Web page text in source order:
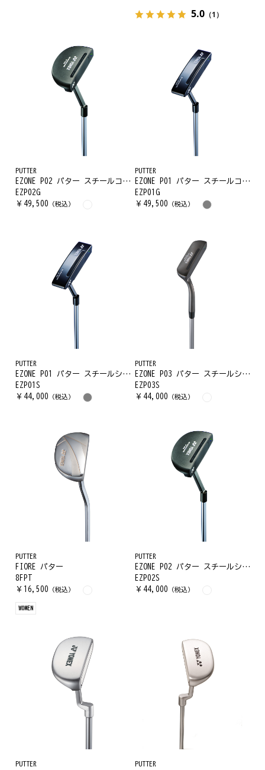
5.0（1）
PUTTER
EZONE P02 パター スチールコアシャフト
EZP02G
￥ 49,500 （税込）
PUTTER
EZONE P01 パター スチールコアシャフト
EZP01G
￥ 49,500 （税込）
PUTTER
EZONE P01 パター スチールシャフト
EZP01S
￥ 44,000 （税込）
PUTTER
EZONE P03 パター スチールシャフト
EZP03S
￥ 44,000 （税込）
PUTTER
FIORE パター
8FPT
￥ 16,500 （税込）
WOMEN
PUTTER
EZONE P02 パター スチールシャフト
EZP02S
￥ 44,000 （税込）
PUTTER PUTTER